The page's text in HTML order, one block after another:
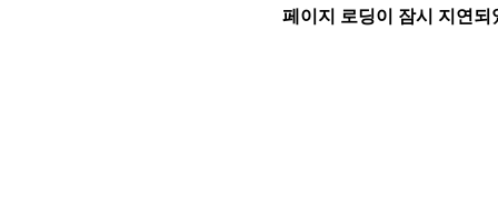
페이지 로딩이 잠시 지연